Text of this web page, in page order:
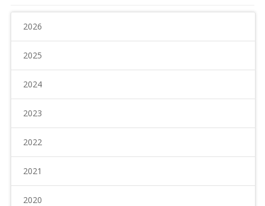
2026
2025
2024
2023
2022
2021
2020